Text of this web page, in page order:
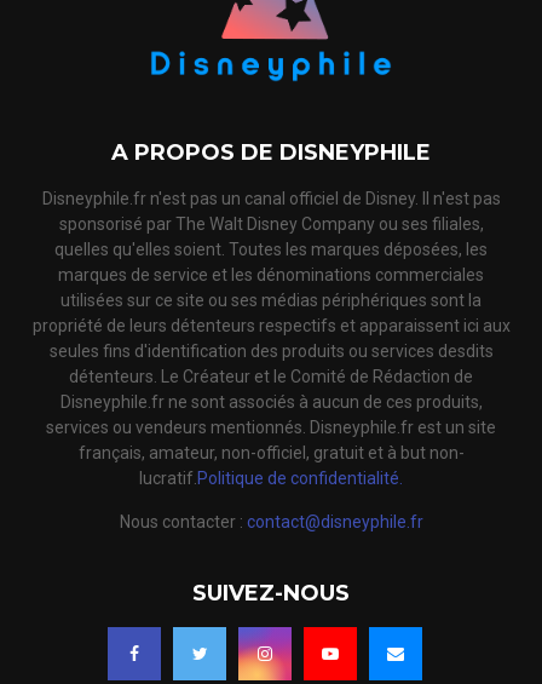
A PROPOS DE DISNEYPHILE
Disneyphile.fr n'est pas un canal officiel de Disney. Il n'est pas
sponsorisé par The Walt Disney Company ou ses filiales,
quelles qu'elles soient. Toutes les marques déposées, les
marques de service et les dénominations commerciales
utilisées sur ce site ou ses médias périphériques sont la
propriété de leurs détenteurs respectifs et apparaissent ici aux
seules fins d'identification des produits ou services desdits
détenteurs. Le Créateur et le Comité de Rédaction de
Disneyphile.fr ne sont associés à aucun de ces produits,
services ou vendeurs mentionnés. Disneyphile.fr est un site
français, amateur, non-officiel, gratuit et à but non-
lucratif. Politique de confidentialité.
Nous contacter : contact@disneyphile.fr
SUIVEZ-NOUS